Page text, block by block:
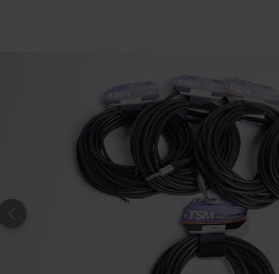
Föregående